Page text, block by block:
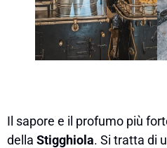
Il sapore e il profumo più
della Stigghiola. Si tratta di